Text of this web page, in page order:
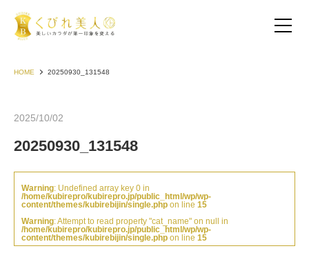
お客様の声（30代以下）
HOME 20250930_131548
2025/10/02
20250930_131548
Warning: Undefined array key 0 in
/home/kubirepro/kubirepro.jp/public_html/wp/wp-
content/themes/kubirebijin/single.php on line 15
Warning: Attempt to read property "cat_name" on null in
/home/kubirepro/kubirepro.jp/public_html/wp/wp-
content/themes/kubirebijin/single.php on line 15